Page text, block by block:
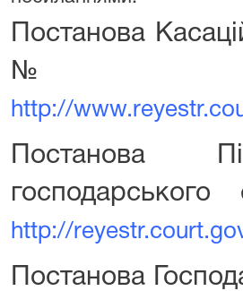
Постанова
№
http://
Постанова
http://
Постанова